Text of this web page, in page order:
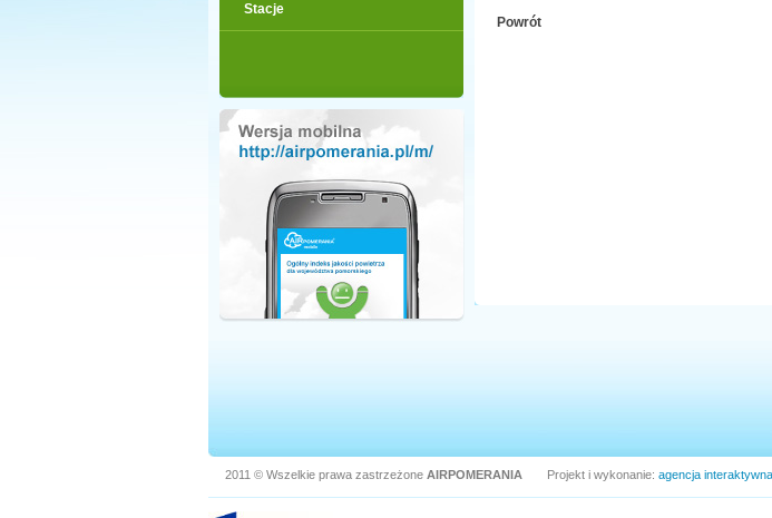
Stacje
Powrót
2011 © Wszelkie prawa zastrzeżone AIRPOMERANIA Projekt i wykonanie: agencja